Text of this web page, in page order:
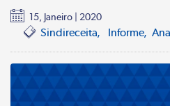
15, Janeiro | 2020
Sindireceita Informe